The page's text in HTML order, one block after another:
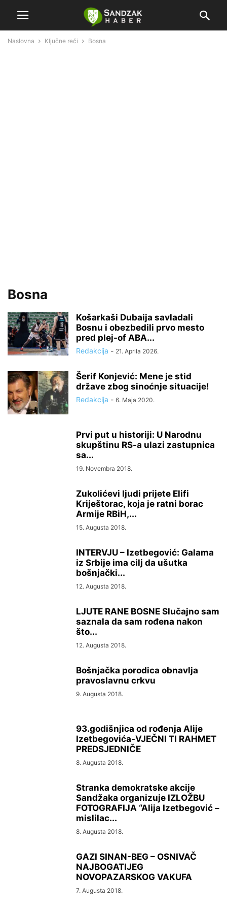
Naslovna Ključne reči Bosna
Bosna
Košarkaši Dubaija savladali
Bosnu i obezbedili prvo mesto
pred plej-of ABA...
Redakcija - 21. Aprila 2026.
Šerif Konjević: Mene je stid
države zbog sinoćnje situacije!
Redakcija - 6. Maja 2020.
Prvi put u historiji: U Narodnu
skupštinu RS-a ulazi zastupnica
sa...
19. Novembra 2018.
Zukolićevi ljudi prijete Elifi
Kriještorac, koja je ratni borac
Armije RBiH,...
15. Augusta 2018.
INTERVJU – Izetbegović: Galama
iz Srbije ima cilj da ušutka
bošnjački...
12. Augusta 2018.
LJUTE RANE BOSNE Slučajno sam
saznala da sam rođena nakon
što...
12. Augusta 2018.
Bošnjačka porodica obnavlja
pravoslavnu crkvu
9. Augusta 2018.
93.godišnjica od rođenja Alije
Izetbegovića-VJEČNI TI RAHMET
PREDSJEDNIČE
8. Augusta 2018.
Stranka demokratske akcije
Sandžaka organizuje IZLOŽBU
FOTOGRAFIJA “Alija Izetbegović –
mislilac...
8. Augusta 2018.
GAZI SINAN-BEG – OSNIVAČ
NAJBOGATIJEG
NOVOPAZARSKOG VAKUFA
7. Augusta 2018.